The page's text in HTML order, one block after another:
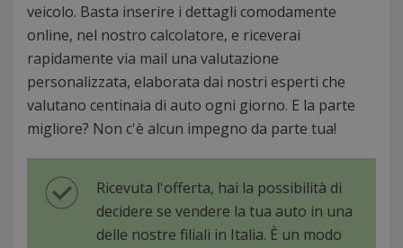
veicolo. Basta inserire i dettagli comodamente
online, nel nostro calcolatore, e riceverai
rapidamente via mail una valutazione
personalizzata, elaborata dai nostri esperti che
valutano centinaia di auto ogni giorno. E la parte
migliore? Non c'è alcun impegno da parte tua!
Ricevuta l'offerta, hai la possibilità di
decidere se vendere la tua auto in una
delle nostre filiali in Italia. È un modo